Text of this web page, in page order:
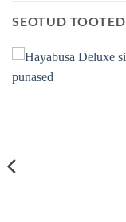
SEOTUD TOOTED